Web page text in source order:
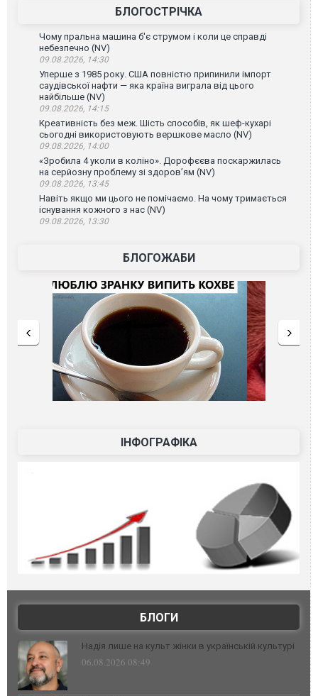
БЛОГОСТРІЧКА
Чому пральна машина б'є струмом і коли це справді
небезпечно (NV)
09.08.2026, 14:30
Уперше з 1985 року. США повністю припинили імпорт
саудівської нафти — яка країна виграла від цього
найбільше (NV)
09.08.2026, 14:15
Креативність без меж. Шість способів, як шеф-кухарі
сьогодні використовують вершкове масло (NV)
09.08.2026, 14:00
«Зробила 4 уколи в коліно». Дорофєєва поскаржилась
на серйозну проблему зі здоров’ям (NV)
09.08.2026, 13:45
Навіть якщо ми цього не помічаємо. На чому тримається
існування кожного з нас (NV)
09.08.2026, 13:30
БЛОГОЖАБИ
ІНФОГРАФІКА
БЛОГИ
Надія лише на культ жінки в українській культурі
06.08.2026 08:49